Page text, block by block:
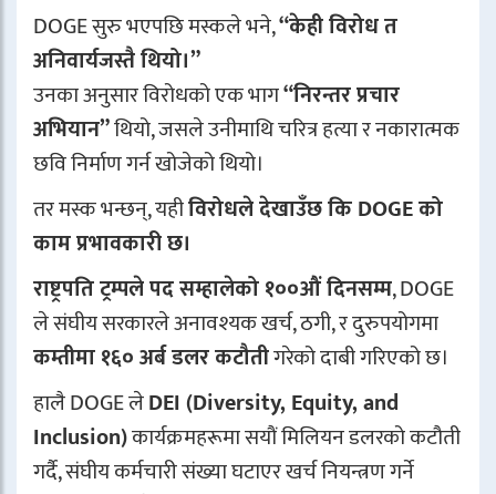
DOGE सुरु भएपछि मस्कले भने,“केही विरोध त
अनिवार्यजस्तै थियो।”
उनका अनुसार विरोधको एक भाग“निरन्तर प्रचार
अभियान”थियो, जसले उनीमाथि चरित्र हत्या र नकारात्मक
छवि निर्माण गर्न खोजेको थियो।
तर मस्क भन्छन्, यहीविरोधले देखाउँछ कि DOGE को
काम प्रभावकारी छ।
राष्ट्रपति ट्रम्पले पद सम्हालेको १००औं दिनसम्म, DOGE
ले संघीय सरकारले अनावश्यक खर्च, ठगी, र दुरुपयोगमा
कम्तीमा १६० अर्ब डलर कटौतीगरेको दाबी गरिएको छ।
हालै DOGE लेDEI (Diversity, Equity, and
Inclusion)कार्यक्रमहरूमा सयौं मिलियन डलरको कटौती
गर्दै, संघीय कर्मचारी संख्या घटाएर खर्च नियन्त्रण गर्ने